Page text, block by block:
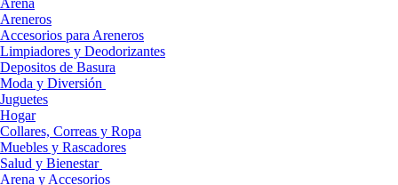
Arena
Areneros
Accesorios para Areneros
Limpiadores y Deodorizantes
Depositos de Basura
Moda y Diversión
Juguetes
Hogar
Collares, Correas y Ropa
Muebles y Rascadores
Salud y Bienestar
Arena y Accesorios